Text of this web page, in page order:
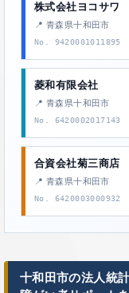
株式会社ヨコサワ
📍 青森県十和田市
No. 9420001011895
菱和有限会社
📍 青森県十和田市
No. 6420002017143
合資会社菊三商店
📍 青森県十和田市
No. 6420003000932
十和田市の法人統